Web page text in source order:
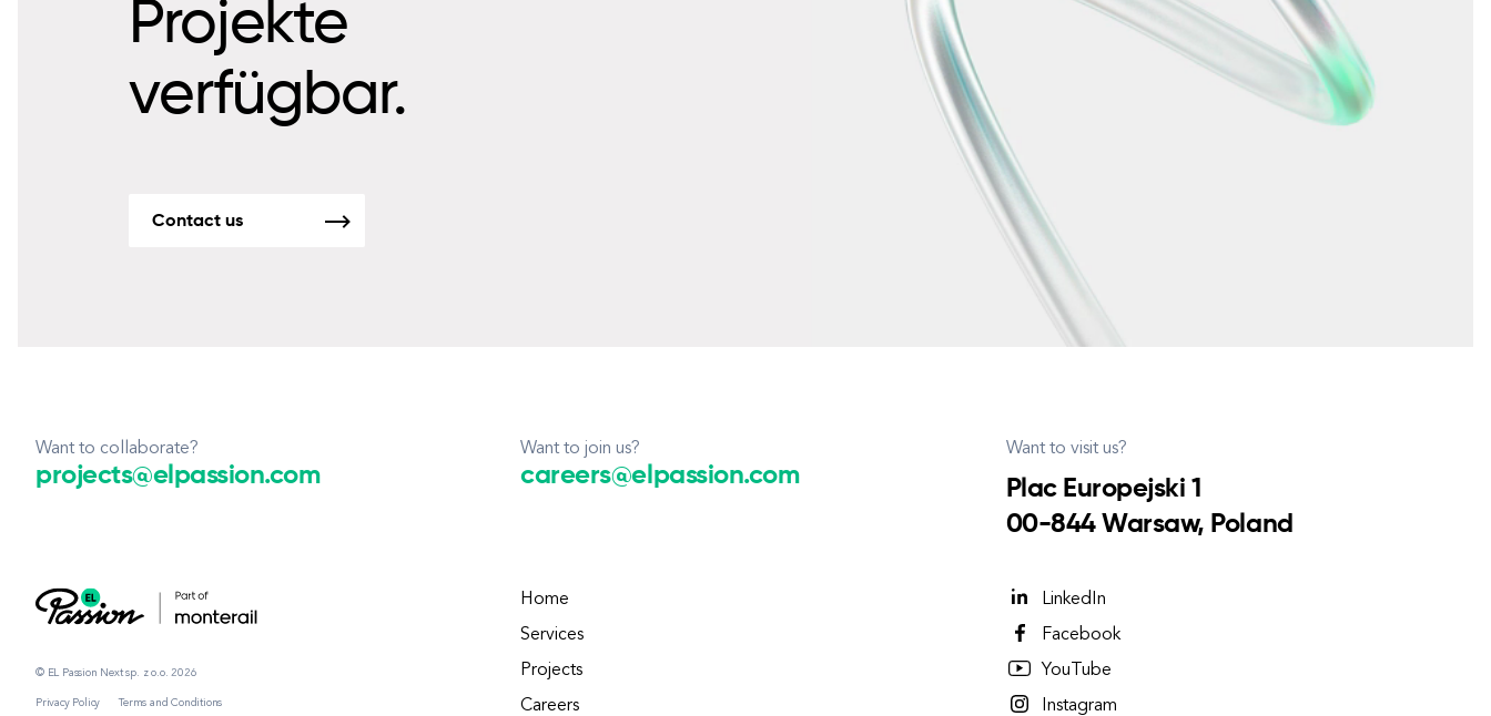
Projekte
verfügbar.
Contact us
Want to collaborate?
projects@elpassion.com
Want to join us?
careers@elpassion.com
Want to visit us?
Plac Europejski 1
00-844 Warsaw, Poland
© EL Passion Next sp. z o.o. 2026
Privacy Policy Terms and Conditions
Home
Services
Projects
Careers
LinkedIn
Facebook
YouTube
Instagram